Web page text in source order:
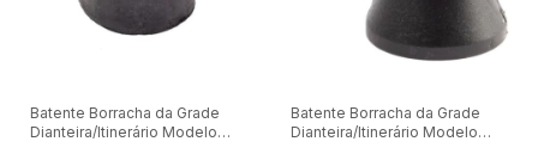
Batente Borracha da Grade
Dianteira/Itinerário Modelo
Batente Borracha da Grade
Dianteira/Itinerário Modelo